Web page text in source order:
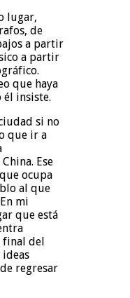
lugar,
de
a partir
a partir
que haya
insiste.
si no
que ir a
Ese
ocupa
al que
mi
que está
final del
regresar